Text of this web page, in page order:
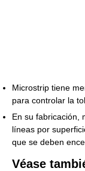
Microstrip tiene
para controlar la
En su fabricación,
líneas por
que se deben
Véase